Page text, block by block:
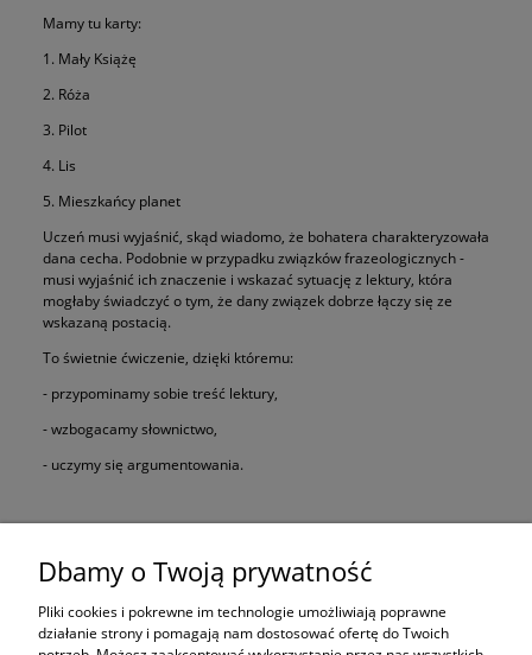
Mamy tu karty:
1. Mały Książę
2. Róża
3. Pilot
4. Lis
5. Mieszkańcy planet
Uczeń musi wyjaśnić, skąd wiadomo, że bohatera charakteryzowała
dana cecha. Podobnie w przypadku związków frazeologicznych -
musi wyjaśnić ich znaczenie i wskazać sytuację z lektury, która
mogłaby świadczyć o tym, że dany związek dobrze łączy się ze
wskazaną postacią.
To świetnie ćwiczenie, dzięki któremu:
- przypominamy sobie treść lektury,
- wzbogacamy słownictwo,
- uczymy się argumentowania.
Dbamy o Twoją prywatność
Pliki cookies i pokrewne im technologie umożliwiają poprawne
działanie strony i pomagają nam dostosować ofertę do Twoich